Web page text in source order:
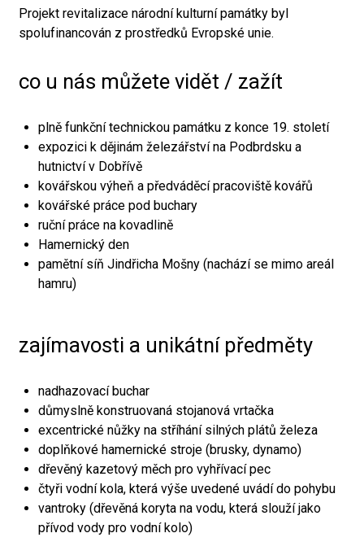
Projekt revitalizace národní kulturní památky byl
spolufinancován z prostředků Evropské unie.
co u nás můžete vidět / zažít
plně funkční technickou památku z konce 19. století
expozici k dějinám železářství na Podbrdsku a
hutnictví v Dobřívě
kovářskou výheň a předváděcí pracoviště kovářů
kovářské práce pod buchary
ruční práce na kovadlině
Hamernický den
pamětní síň Jindřicha Mošny (nachází se mimo areál
hamru)
zajímavosti a unikátní předměty
nadhazovací buchar
důmyslně konstruovaná stojanová vrtačka
excentrické nůžky na stříhání silných plátů železa
doplňkové hamernické stroje (brusky, dynamo)
dřevěný kazetový měch pro vyhřívací pec
čtyři vodní kola, která výše uvedené uvádí do pohybu
vantroky (dřevěná koryta na vodu, která slouží jako
přívod vody pro vodní kolo)